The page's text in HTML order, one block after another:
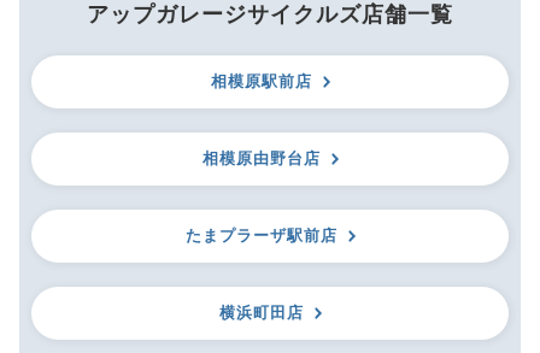
アップガレージサイクルズ店舗一覧
相模原駅前店
相模原由野台店
たまプラーザ駅前店
横浜町田店